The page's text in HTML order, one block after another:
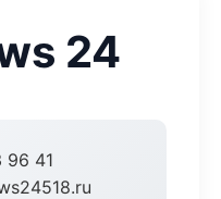
24
96 41